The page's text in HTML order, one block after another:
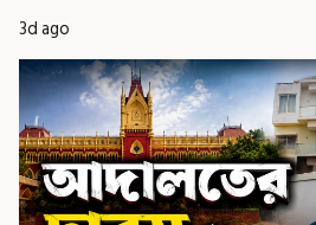
3d ago